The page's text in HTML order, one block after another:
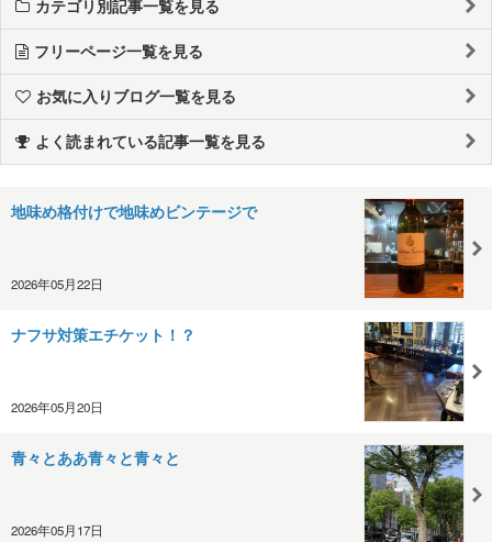
カテゴリ別記事一覧を見る
フリーページ一覧を見る
お気に入りブログ一覧を見る
よく読まれている記事一覧を見る
地味め格付けで地味めビンテージで
2026年05月22日
ナフサ対策エチケット！？
2026年05月20日
青々とああ青々と青々と
2026年05月17日